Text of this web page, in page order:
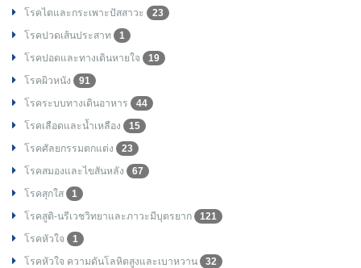
โรคไตและกระเพาะปัสสาวะ
23
โรคปวดเส้นประสาท
1
โรคปอดและทางเดินหายใจ
19
โรคผิวหนัง
91
โรคระบบทางเดินอาหาร
44
โรคเลือดและน้ำเหลือง
15
โรคศัลยกรรมตกแต่ง
23
โรคสมองและไขสันหลัง
67
โรคสุกใส
1
โรคสูติ-นรีเวชวิทยาและภาวะมีบุตรยาก
121
โรคหัวใจ
1
โรคหัวใจ ความดันโลหิตสูงและเบาหวาน
32